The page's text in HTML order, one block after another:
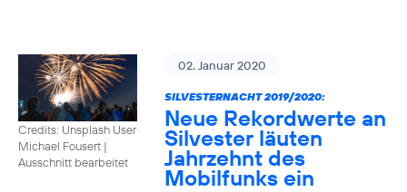
Credits: Unsplash User
Michael Fousert |
Ausschnitt bearbeitet
02. Januar 2020
SILVESTERNACHT 2019/2020:
Neue Rekordwerte an
Silvester läuten
Jahrzehnt des
Mobilfunks ein